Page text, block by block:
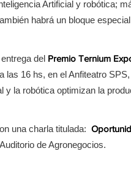
Artificial y robótica;
habrá un bloque
del Premio Ternium
las 16 hs, en el Anfiteatro
y la robótica optimizan la
una charla titulada:
de Agronegocios.